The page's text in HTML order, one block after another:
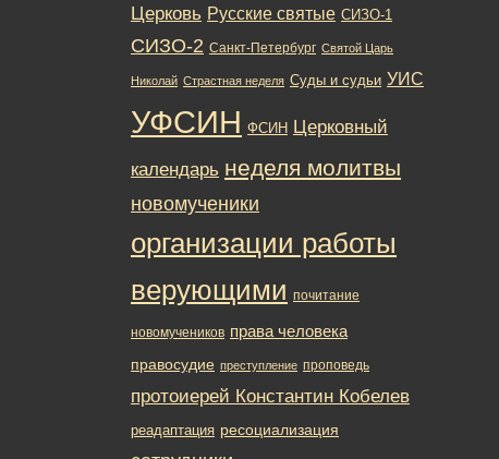
Церковь Русские святые СИЗО-1
СИЗО-2 Санкт-Петербург Святой Царь
Николай Страстная неделя Суды и судьи УИС
УФСИН ФСИН Церковный
календарь неделя молитвы
новомученики
организации работы
верующими почитание
новомучеников права человека
правосудие преступление проповедь
протоиерей Константин Кобелев
реадаптация ресоциализация